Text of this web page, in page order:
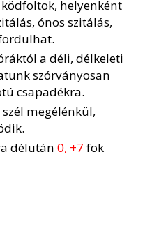
helyenként
ónos szitálás,
a déli, délkeleti
szórványosan
csapadékra.
szél megélénkül,
délután 0, +7 fok